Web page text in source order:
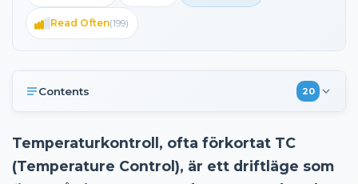
Read Often(199)
Contents 20
Hur fungerar temperaturkontroll i en vape?
Vad är TCR och varför nämns det tillsammans med
Temperaturkontroll, ofta förkortat TC
(Temperature Control), är ett driftläge som